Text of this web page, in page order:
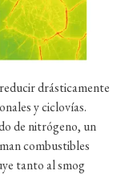
drásticamente
y ciclovías.
de nitrógeno, un
combustibles
tanto al smog